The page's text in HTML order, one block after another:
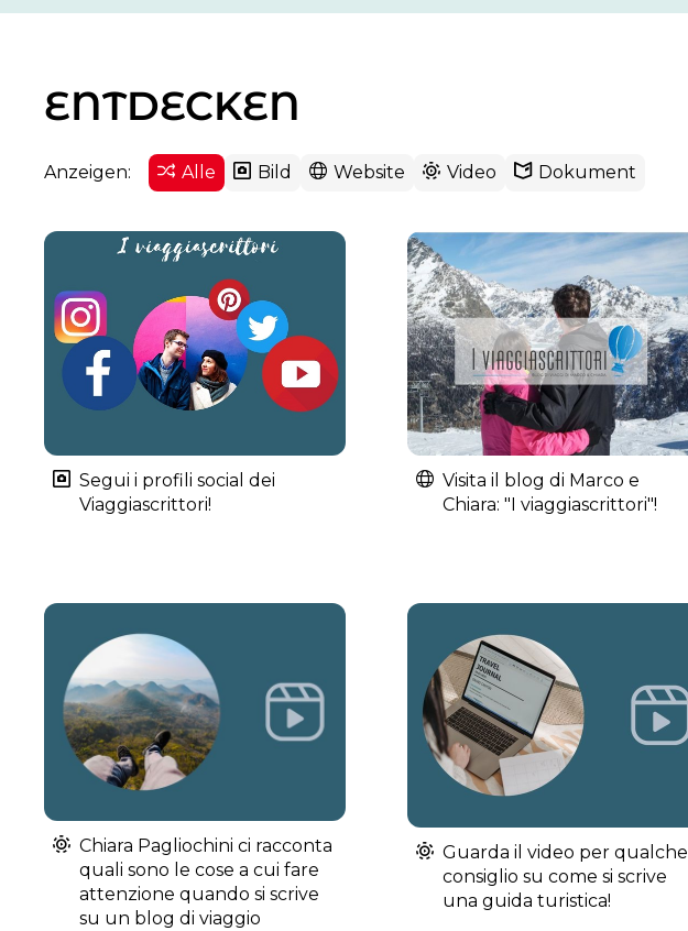
ENTDECKEN
Anzeigen: Alle Bild Website Video Dokument
Segui i profili social dei
Viaggiascrittori!
Visita il blog di Marco e
Chiara: "I viaggiascrittori"!
Chiara Pagliochini ci racconta
quali sono le cose a cui fare
attenzione quando si scrive
su un blog di viaggio
Guarda il video per qualche
consiglio su come si scrive
una guida turistica!